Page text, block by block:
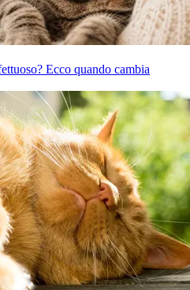
Ecco quando cambia